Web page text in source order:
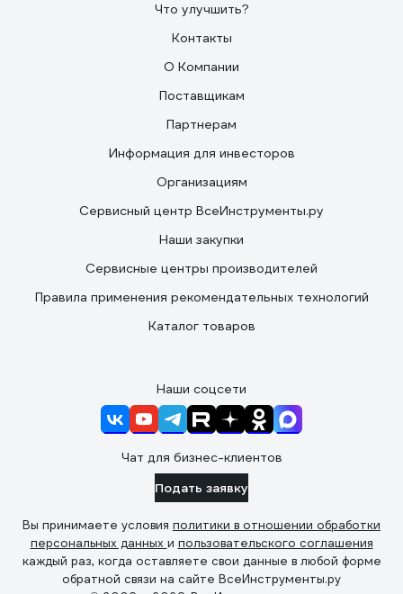
Что улучшить?
Контакты
О Компании
Поставщикам
Партнерам
Информация для инвесторов
Организациям
Сервисный центр ВсеИнструменты.ру
Наши закупки
Сервисные центры производителей
Правила применения рекомендательных технологий
Каталог товаров
Наши соцсети
Чат для бизнес-клиентов
Подать заявку
Вы принимаете условия политики в отношении обработки
персональных данных и пользовательского соглашения
каждый раз, когда оставляете свои данные в любой форме
обратной связи на сайте ВсеИнструменты.ру